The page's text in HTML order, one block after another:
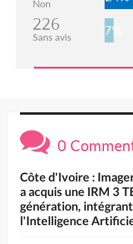
Non
226
Sans avis 7%
0
Côte d'Ivoire :
a acquis une IRM 3
génération, intégrant
l'Intelligence